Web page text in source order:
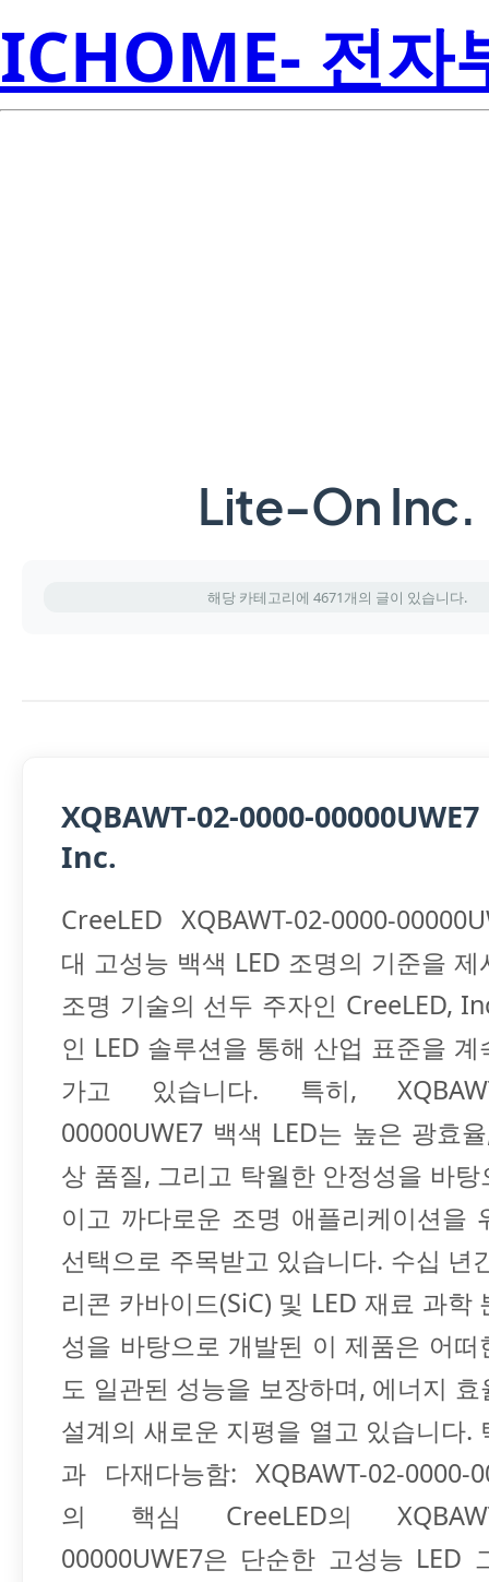
ICHOME- 전자
Lite-On Inc.
해당 카테고리에 4671개의 글이 있습니다.
XQBAWT-02-0000-
Inc.
CreeLED XQBAWT-02-0000-
대 고성능 백색 LED 조명의 기준을 제
조명 기술의 선두 주자인 CreeLED,
인 LED 솔루션을 통해 산업 표준을
가고 있습니다. 특히,
00000UWE7 백색 LED는 높은 광효
상 품질, 그리고 탁월한 안정성을 바
이고 까다로운 조명 애플리케이션을
선택으로 주목받고 있습니다. 수십 년
리콘 카바이드(SiC) 및 LED 재료 과학
성을 바탕으로 개발된 이 제품은 어떠
도 일관된 성능을 보장하며, 에너지
설계의 새로운 지평을 열고 있습니다.
과 다재다능함: XQBAWT-02-0000-
의 핵심 CreeLED의
00000UWE7은 단순한 고성능 LED